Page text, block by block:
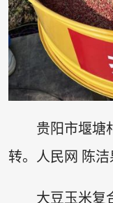
贵阳市堰塘
转。人民网 陈洁
大豆玉米复